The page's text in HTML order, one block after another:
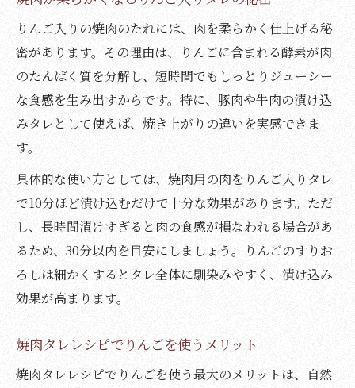
りんご入りの焼肉のたれには、肉を柔らかく仕上げる秘
密があります。その理由は、りんごに含まれる酵素が肉
のたんぱく質を分解し、短時間でもしっとりジューシー
な食感を生み出すからです。特に、豚肉や牛肉の漬け込
みタレとして使えば、焼き上がりの違いを実感できま
す。
具体的な使い方としては、焼肉用の肉をりんご入りタレ
で10分ほど漬け込むだけで十分な効果があります。ただ
し、長時間漬けすぎると肉の食感が損なわれる場合があ
るため、30分以内を目安にしましょう。りんごのすりお
ろしは細かくするとタレ全体に馴染みやすく、漬け込み
効果が高まります。
焼肉タレレシピでりんごを使うメリット
焼肉タレレシピでりんごを使う最大のメリットは、自然